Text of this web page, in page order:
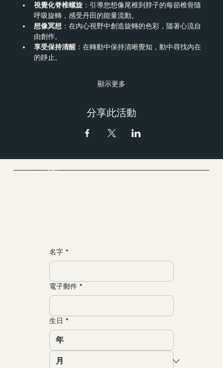
視覺化脊椎螺旋 ：引導您想像尾椎到脖子的每節椎骨隨
呼吸旋轉，感受丹田的能量流動。
想像冥想 ：在內心視野中創造旋轉的色彩，隨著心流自
由創作。
享受保持清醒 ：在轉動中保持清晰覺知，動中尋找內在
的靜止。
顯示更多
分享此活動
名字 *
電子郵件 *
生日 *